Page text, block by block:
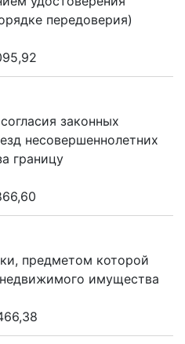
передоверия)
законных
несовершеннолетних
границу
предметом которой
имущества